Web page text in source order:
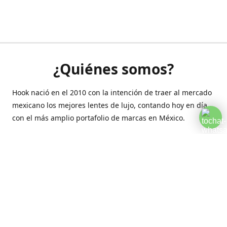
¿Quiénes somos?
Hook nació en el 2010 con la intención de traer al mercado
mexicano los mejores lentes de lujo, contando hoy en día
con el más amplio portafolio de marcas en México.